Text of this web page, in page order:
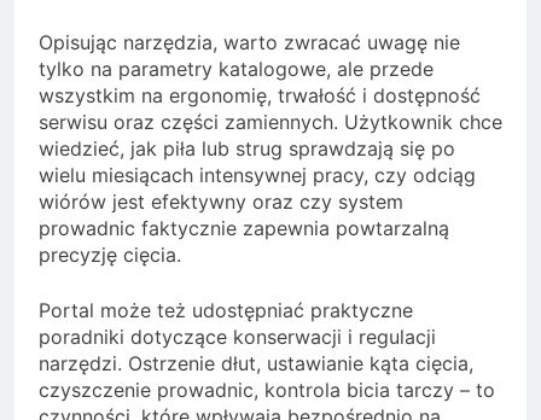
Opisując narzędzia, warto zwracać uwagę nie
tylko na parametry katalogowe, ale przede
wszystkim na ergonomię, trwałość i dostępność
serwisu oraz części zamiennych. Użytkownik chce
wiedzieć, jak piła lub strug sprawdzają się po
wielu miesiącach intensywnej pracy, czy odciąg
wiórów jest efektywny oraz czy system
prowadnic faktycznie zapewnia powtarzalną
precyzję cięcia.
Portal może też udostępniać praktyczne
poradniki dotyczące konserwacji i regulacji
narzędzi. Ostrzenie dłut, ustawianie kąta cięcia,
czyszczenie prowadnic, kontrola bicia tarczy – to